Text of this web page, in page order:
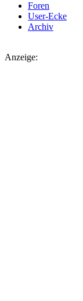
Foren
User-Ecke
Archiv
Anzeige: